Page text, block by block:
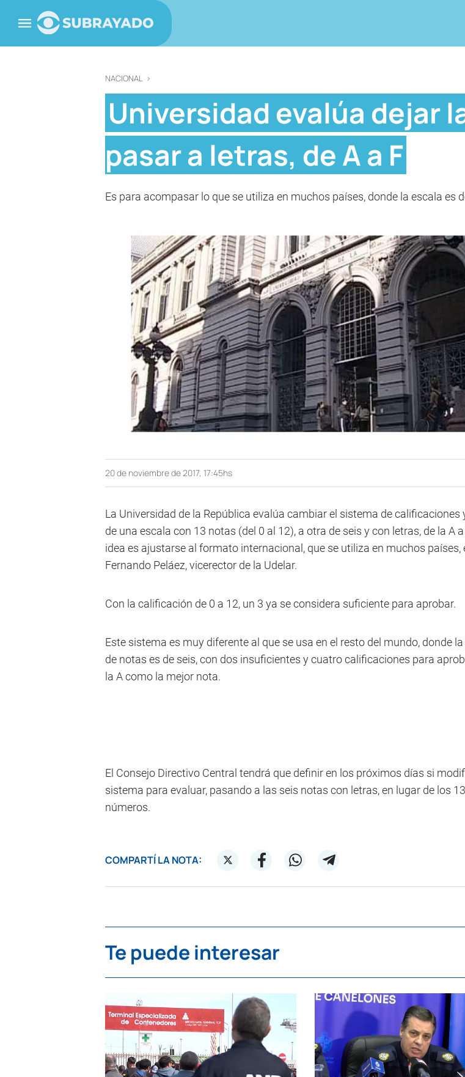
NACIONAL >
Universidad evalúa dejar
pasar a letras, de A a F
Es para acompasar lo que se utiliza en muchos países, donde la escala es
20 de noviembre de 2017, 17:45hs
La Universidad de la República evalúa cambiar el sistema de calificaciones
de una escala con 13 notas (del 0 al 12), a otra de seis y con letras, de la A a
idea es ajustarse al formato internacional, que se utiliza en muchos países,
Fernando Peláez, vicerector de la Udelar.
Con la calificación de 0 a 12, un 3 ya se considera suficiente para aprobar.
Este sistema es muy diferente al que se usa en el resto del mundo, donde
de notas es de seis, con dos insuficientes y cuatro calificaciones para
la A como la mejor nota.
El Consejo Directivo Central tendrá que definir en los próximos días si
sistema para evaluar, pasando a las seis notas con letras, en lugar de los 13
números.
COMPARTÍ LA NOTA:
Te puede interesar